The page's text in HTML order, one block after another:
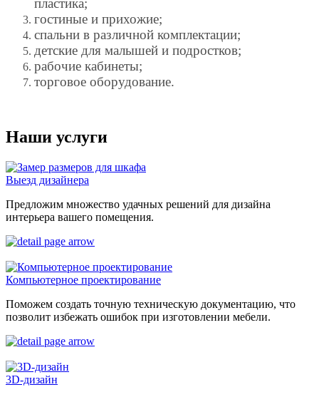
гостиные и прихожие;
спальни в различной комплектации;
детские для малышей и подростков;
рабочие кабинеты;
торговое оборудование.
Наши услуги
Выезд дизайнера
Предложим множество удачных решений для дизайна
интерьера вашего помещения.
Компьютерное проектирование
Поможем создать точную техническую документацию, что
позволит избежать ошибок при изготовлении мебели.
3D-дизайн